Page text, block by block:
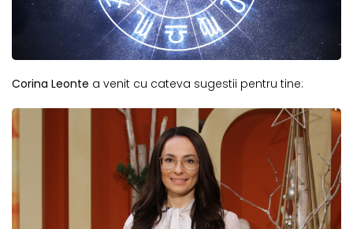
Corina Leonte a venit cu cateva sugestii pentru tine: